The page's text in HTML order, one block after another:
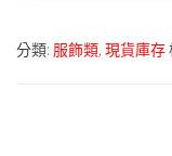
分類: 服飾類, 現貨庫存